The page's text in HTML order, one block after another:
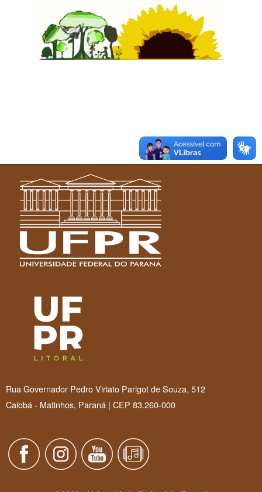
Rua Governador Pedro Viriato Parigot de Souza, 512
Caiobá - Matinhos, Paraná | CEP 83.260-000